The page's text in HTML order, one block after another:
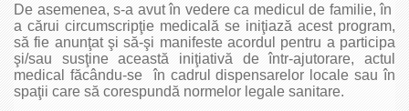
De asemenea, s‑a avut în vedere ca medicul de familie, în
a cărui circumscripţie medicală se iniţiază acest program,
să fie anunţat şi să‑şi manifeste acordul pentru a participa
şi/sau susţine această iniţiativă de într‑ajutorare, actul
medical făcându‑se în cadrul dispensarelor locale sau în
spaţii care să corespundă normelor legale sanitare.